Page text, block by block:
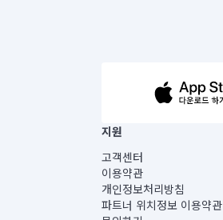
지원
고객센터
이용약관
개인정보처리방침
파트너 위치정보 이용약관